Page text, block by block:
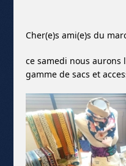
Cher(e)s ami(e)s du
ce samedi nous aurons
gamme de sacs et